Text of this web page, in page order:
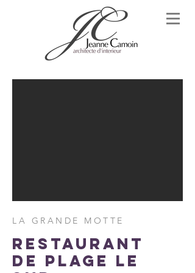
LA GRANDE MOTTE
restaurant
de plage le